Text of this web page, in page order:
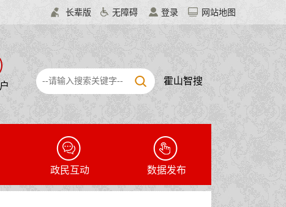
长辈版 无障碍 登录 网站地图
霍山智搜
政民互动 数据发布